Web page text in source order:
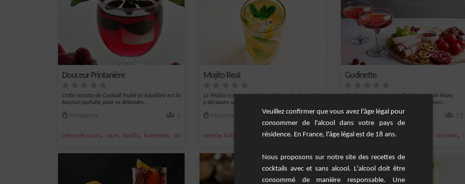
Douceur Printanière
Cette recette de Cocktail fruité et équilibré est la
boisson parfaite pour se détendre...
Moyenne 1
crème de cassis, sucre, basilic, framboise, vin pétillant
Mojito Real
Le Mojito est un cocktail traditionnel cubain. On
y découvre une boisson très rafraîchi...
Moyenne 1
menthe fraîche ,sirop de canne,citron vert frais,rhum ambré
Godinette
Godinette est un cocktail à base de vin blanc,
calvados, crème de cassis et framboises...
Facile 15
crème de cassis ,sucre vin blanc,
Veuillez confirmer que vous avez l'âge légal pour
consommer de l'alcool dans votre pays de
résidence. En France, l'âge légal est de 18 ans.
Nous proposons sur notre site des recettes de
cocktails avec et sans alcool. L'alcool doit être
consommé de manière responsable. Une